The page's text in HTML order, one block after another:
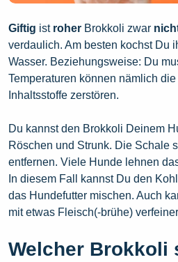
Giftig ist roher Brokkoli zwar
verdaulich. Am besten kochst Du
Wasser. Beziehungsweise: Du
Temperaturen können nämlich
Inhaltsstoffe zerstören.
Du kannst den Brokkoli Deinem
Röschen und Strunk. Die Schale
entfernen. Viele Hunde lehnen
In diesem Fall kannst Du den
das Hundefutter mischen. Auch
mit etwas Fleisch(-brühe)
Welcher Brokkoli